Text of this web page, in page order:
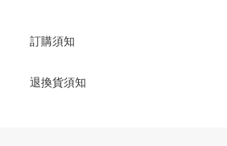
訂購須知
退換貨須知